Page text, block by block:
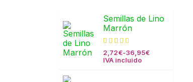
Semillas de Lino
Marrón
2,72€-36,95€
IVA incluido